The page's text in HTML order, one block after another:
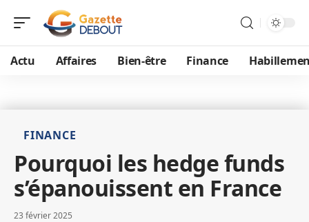
Actu Affaires Bien-être Finance
FINANCE
Pourquoi les hedge funds
s’épanouissent en France
23 février 2025